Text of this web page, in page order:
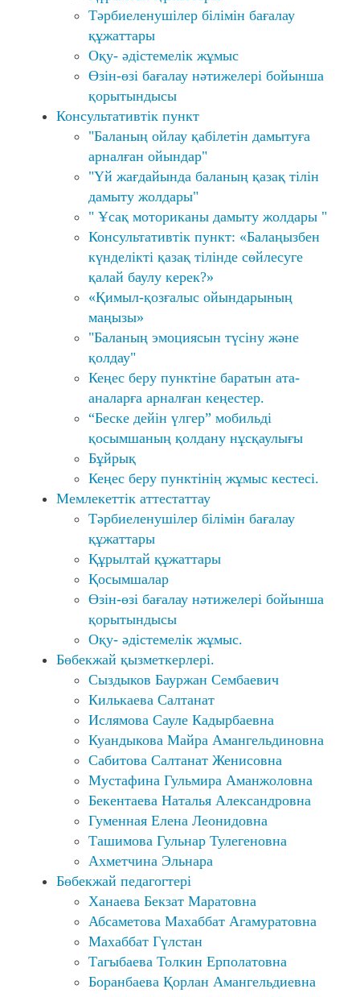
Тәрбиеленушілер білімін бағалау
құжаттары
Оқу- әдістемелік жұмыс
Өзін-өзі бағалау нәтижелері бойынша
қорытындысы
Консультативтік пункт
"Баланың ойлау қабілетін дамытуға
арналған ойындар"
"Үй жағдайында баланың қазақ тілін
дамыту жолдары"
" Ұсақ моториканы дамыту жолдары "
Консультативтік пункт: «Балаңызбен
күнделікті қазақ тілінде сөйлесуге
қалай баулу керек?»
«Қимыл-қозғалыс ойындарының
маңызы»
"Баланың эмоциясын түсіну және
қолдау"
Кеңес беру пунктіне баратын ата-
аналарға арналған кеңестер.
“Беске дейін үлгер” мобильді
қосымшаның қолдану нұсқаулығы
Бұйрық
Кеңес беру пунктінің жұмыс кестесі.
Мемлекеттік аттестаттау
Тәрбиеленушілер білімін бағалау
құжаттары
Құрылтай құжаттары
Қосымшалар
Өзін-өзі бағалау нәтижелері бойынша
қорытындысы
Оқу- әдістемелік жұмыс.
Бөбекжай қызметкерлері.
Сыздыков Бауржан Сембаевич
Килькаева Салтанат
Ислямова Сауле Кадырбаевна
Куандыкова Майра Амангельдиновна
Сабитова Салтанат Женисовна
Мустафина Гульмира Аманжоловна
Бекентаева Наталья Александровна
Гуменная Елена Леонидовна
Ташимова Гульнар Тулегеновна
Ахметчина Эльнара
Бөбекжай педагогтері
Ханаева Бекзат Маратовна
Абсаметова Махаббат Агамуратовна
Махаббат Гүлстан
Тагыбаева Толкин Ерполатовна
Боранбаева Қорлан Амангельдиевна